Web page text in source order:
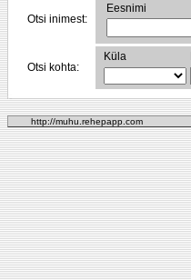
Otsi inimest:
Eesnimi
Otsi kohta:
Küla
http://muhu.rehepapp.com